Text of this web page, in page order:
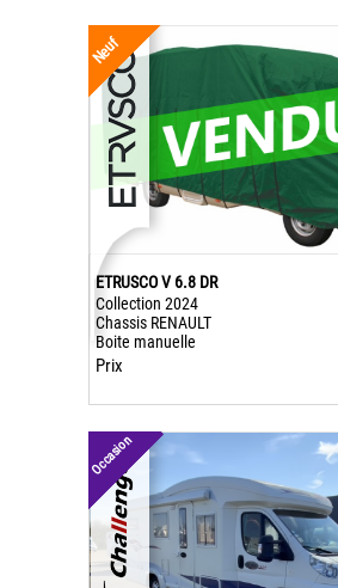
Neuf
ETRUSCO V 6.8 DR
Collection 2024
Chassis RENAULT
Boite manuelle
Prix
Occasion